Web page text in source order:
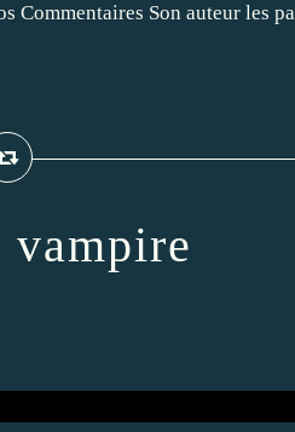
Son auteur les
vampire